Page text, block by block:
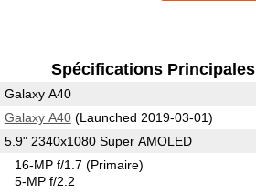
Spécifications Principales
Galaxy A40
Galaxy A40(Launched 2019-03-01)
5.9" 2340x1080 Super AMOLED
16-MP f/1.7(Primaire)
5-MP f/2.2